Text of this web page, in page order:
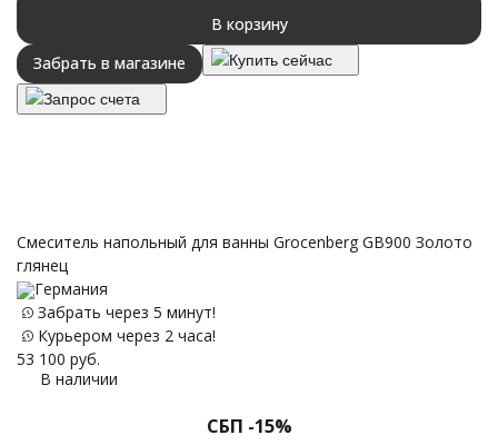
В корзину
Забрать в магазине
Купить сейчас
Запрос счета
Смеситель напольный для ванны Groсenberg GB900 Золото
глянец
Германия
Забрать через 5 минут!
Курьером через 2 часа!
53 100 руб.
В наличии
СБП -15%